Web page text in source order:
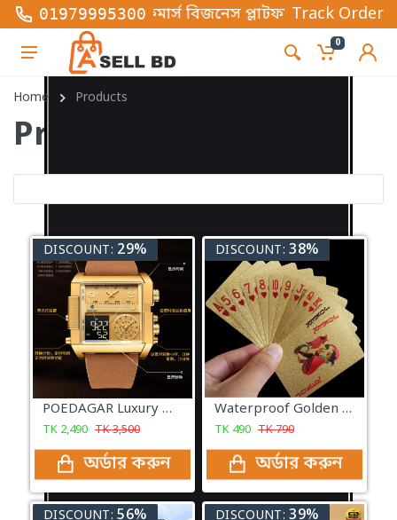
01979995300
ভিত্তিক ই-কমার্স বিজনেস প্লাটফর্ম , এখানে সব ধরনের
Track Order
0
Home Products
Products
DISCOUNT: 29%
POEDAGAR Luxury Man Wristwatch Rectangle Waterproof Luminous
TK 2,490 TK3,500
অর্ডার করুন
DISCOUNT: 38%
Waterproof Golden Aluminium Playing Card Games
TK 490 TK790
অর্ডার করুন
DISCOUNT: 56% DISCOUNT: 39%